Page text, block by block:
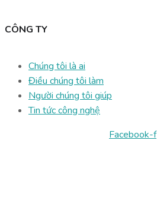
CÔNG TY
Chúng tôi là ai
Điều chúng tôi làm
Người chúng tôi giúp
Tin tức công nghệ
Facebook-f